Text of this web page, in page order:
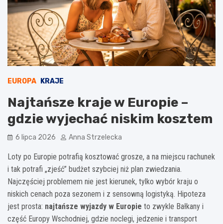
EUROPA KRAJE
Najtańsze kraje w Europie –
gdzie wyjechać niskim kosztem
6 lipca 2026 Anna Strzelecka
Loty po Europie potrafią kosztować grosze, a na miejscu rachunek
i tak potrafi „zjeść” budżet szybciej niż plan zwiedzania.
Najczęściej problemem nie jest kierunek, tylko wybór kraju o
niskich cenach poza sezonem i z sensowną logistyką. Hipoteza
jest prosta: najtańsze wyjazdy w Europie to zwykle Bałkany i
część Europy Wschodniej, gdzie noclegi, jedzenie i transport